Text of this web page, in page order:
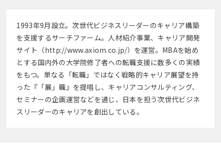
1993年9月設立。次世代ビジネスリーダーのキャリア構築
を支援するサーチファーム。人材紹介事業、キャリア開発
サイト（http://www.axiom.co.jp/）を運営。MBAを始め
とする国内外の大学院修了者への転職支援に数多くの実績
をもつ。単なる「転職」ではなく戦略的キャリア展望を持
った『「展」職』を提唱し、キャリアコンサルティング、
セミナーの企画運営などを通じ、日本を担う次世代ビジネ
スリーダーのキャリアを創出している。